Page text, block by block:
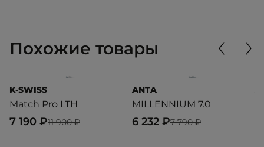
Похожие товары
K-SWISS
Match Pro LTH
11 900 ₽
7 190 ₽
ANTA
MILLENNIUM 7.0
7 790 ₽
6 232 ₽